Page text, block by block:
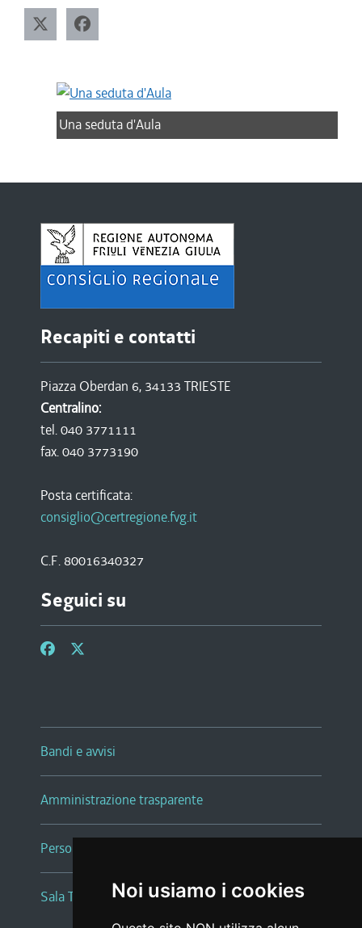
Noi usiamo i cookies
Una seduta d'Aula
Recapiti e contatti
Piazza Oberdan 6, 34133 TRIESTE
Centralino:
tel. 040 3771111
fax. 040 3773190
Posta certificata:
consiglio@certregione.fvg.it
C.F. 80016340327
Seguici su
Bandi e avvisi
Amministrazione trasparente
Persone e Uffici
Sala Tiziano Tessitori